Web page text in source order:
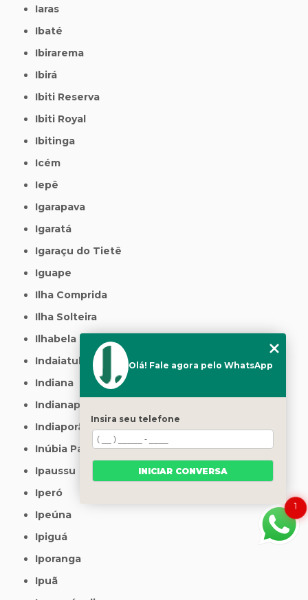
Iaras
Ibaté
Ibirarema
Ibirá
Ibiti Reserva
Ibiti Royal
Ibitinga
Icém
Iepê
Igarapava
Igaratá
Igaraçu do Tietê
Iguape
Ilha Comprida
Ilha Solteira
Ilhabela
Indaiatuba
Indiana
Indianapolis
Indiaporã
Inúbia Paulista
Ipaussu
Iperó
Ipeúna
Ipiguá
Iporanga
Ipuã
1
Olá! Fale agora pelo WhatsApp
Insira seu telefone
INICIAR CONVERSA